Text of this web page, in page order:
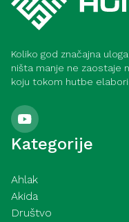
Koliko god značajna
ništa manje ne zaostaje
koju tokom hutbe
Kategorije
Ahlak
Akida
Društvo